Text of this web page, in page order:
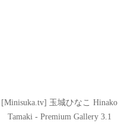
[Minisuka.tv] 玉城ひなこ Hinako
Tamaki - Premium Gallery 3.1